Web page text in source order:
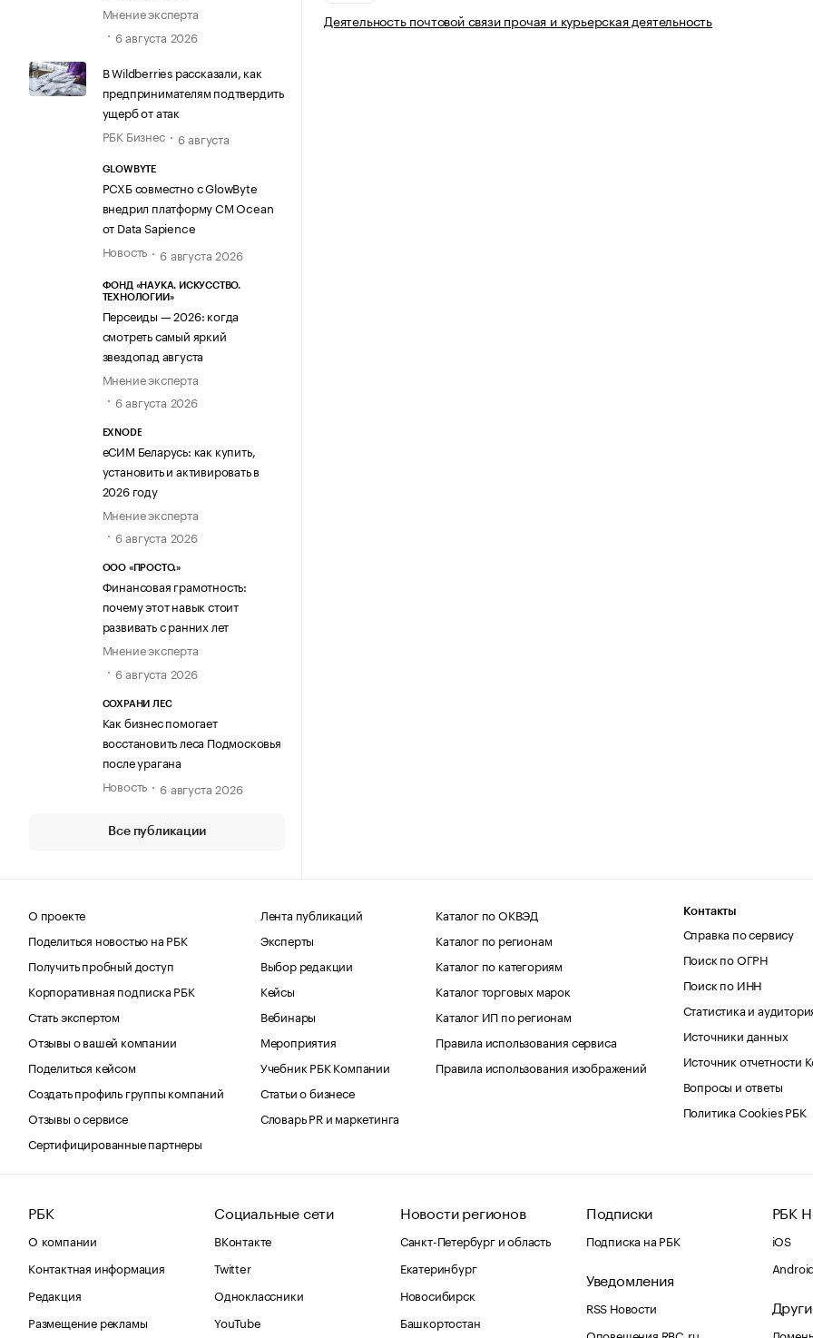
Мнение эксперта
6 августа 2026
В Wildberries рассказали, как
предпринимателям подтвердить
ущерб от атак
РБК Бизнес
6 августа
GLOWBYTE
РСХБ совместно с GlowByte
внедрил платформу CM Ocean
от Data Sapience
Новость
6 августа 2026
ФОНД «НАУКА. ИСКУССТВО.
ТЕХНОЛОГИИ»
Персеиды — 2026: когда
смотреть самый яркий
звездопад августа
Мнение эксперта
6 августа 2026
EXNODE
еСИМ Беларусь: как купить,
установить и активировать в
2026 году
Мнение эксперта
6 августа 2026
ООО «ПРОСТО.»
Финансовая грамотность:
почему этот навык стоит
развивать с ранних лет
Мнение эксперта
6 августа 2026
СОХРАНИ ЛЕС
Как бизнес помогает
восстановить леса Подмосковья
после урагана
Новость
6 августа 2026
Все публикации
Деятельность почтовой связи прочая и курьерская деятельность
О проекте
Поделиться новостью на РБК
Получить пробный доступ
Корпоративная подписка РБК
Стать экспертом
Отзывы о вашей компании
Поделиться кейсом
Создать профиль группы компаний
Отзывы о сервисе
Сертифицированные партнеры
Лента публикаций
Эксперты
Выбор редакции
Кейсы
Вебинары
Мероприятия
Учебник РБК Компании
Статьи о бизнесе
Словарь PR и маркетинга
Каталог по ОКВЭД
Каталог по регионам
Каталог по категориям
Каталог торговых марок
Каталог ИП по регионам
Правила использования сервиса
Правила использования изображений
Контакты
Справка по сервису
Поиск по ОГРН
Поиск по ИНН
Статистика и
Источники данных
Источник отчетности
Вопросы и ответы
Политика Cookies РБК
РБК
О компании
Контактная информация
Редакция
Размещение рекламы
Социальные сети
ВКонтакте
Twitter
Одноклассники
YouTube
Новости регионов
Санкт-Петербург и область
Екатеринбург
Новосибирск
Башкортостан
Подписки
Подписка на РБК
Уведомления
RSS Новости
Оповещения RBC.ru
РБК
iOS